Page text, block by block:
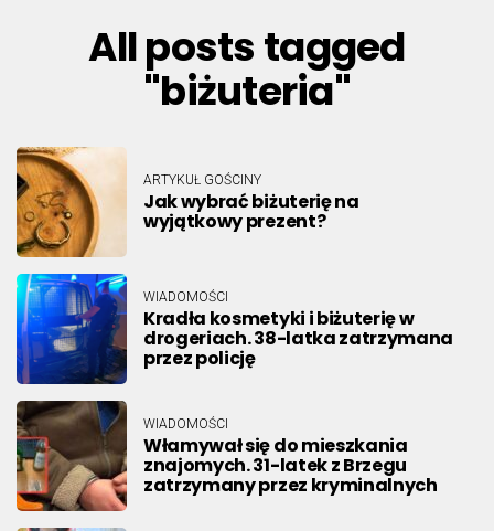
All posts tagged
"biżuteria"
ARTYKUŁ GOŚCINY
Jak wybrać biżuterię na
wyjątkowy prezent?
WIADOMOŚCI
Kradła kosmetyki i biżuterię w
drogeriach. 38-latka zatrzymana
przez policję
WIADOMOŚCI
Włamywał się do mieszkania
znajomych. 31-latek z Brzegu
zatrzymany przez kryminalnych